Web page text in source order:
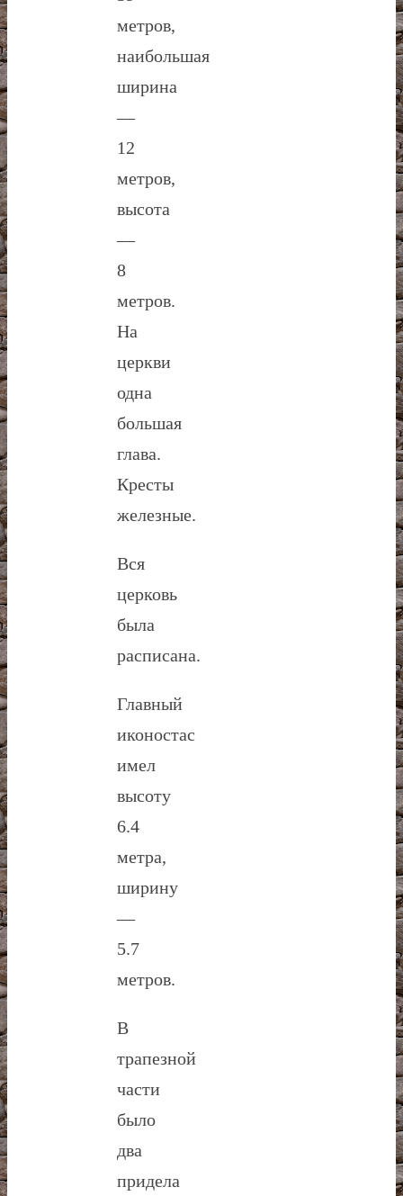
метров,
наибольшая
ширина
—
12
метров,
высота
—
8
метров.
На
церкви
одна
большая
глава.
Кресты
железные.
Вся
церковь
была
расписана.
Главный
иконостас
имел
высоту
6.4
метра,
ширину
—
5.7
метров.
В
трапезной
части
было
два
придела